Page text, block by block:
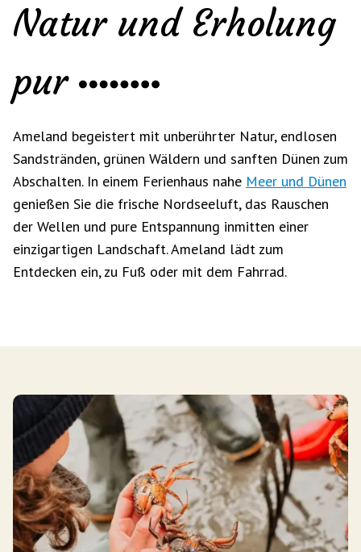
Natur und Erholung
pur
Ameland begeistert mit unberührter Natur, endlosen
Sandstränden, grünen Wäldern und sanften Dünen zum
Abschalten. In einem Ferienhaus nahe Meer und Dünen
genießen Sie die frische Nordseeluft, das Rauschen
der Wellen und pure Entspannung inmitten einer
einzigartigen Landschaft. Ameland lädt zum
Entdecken ein, zu Fuß oder mit dem Fahrrad.